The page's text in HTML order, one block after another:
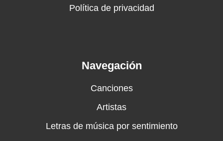
Política de privacidad
Navegación
Canciones
Artistas
Letras de música por sentimiento